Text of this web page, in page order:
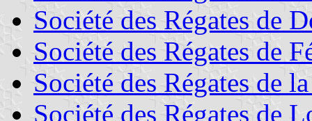
Société des Régates de
Société des Régates de
Société des Régates de
Société des Régates de